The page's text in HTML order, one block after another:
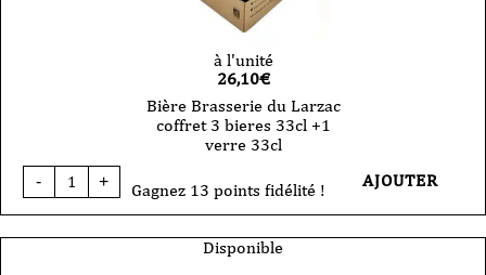
à l'unité
26,10€
Bière Brasserie du Larzac
coffret 3 bieres 33cl +1
verre 33cl
-
quantité
de
du
+ Gagnez 13 points fidélité ! AJOUTER
Disponible